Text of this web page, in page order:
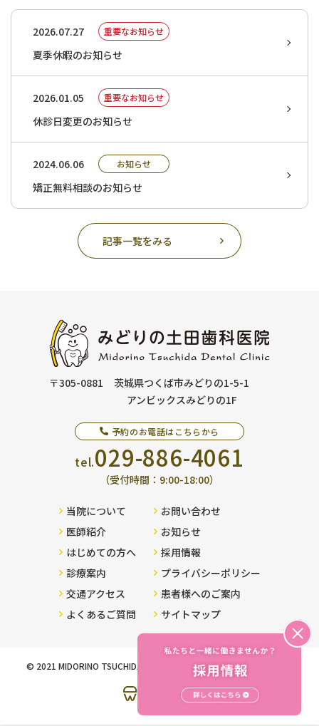
2026.07.27 重要なお知らせ
夏季休暇のお知らせ
2026.01.05 重要なお知らせ
休診日変更のお知らせ
2024.06.06 お知らせ
矯正無料相談のお知らせ
記事一覧をみる
〒305-0881
茨城県つくば市みどりの1-5-1
アンビックスみどりの1F
予約のお電話はこちらから
tel.029-886-4061
（受付時間：9:00-18:00）
当院について
医師紹介
はじめての方へ
診療案内
交通アクセス
よくあるご質問
お問い合わせ
お知らせ
採用情報
プライバシーポリシー
患者様へのご案内
サイトマップ
© 2021 MIDORINO TSUCHIDA DENTAL CLINIC . All Rights Reserved.